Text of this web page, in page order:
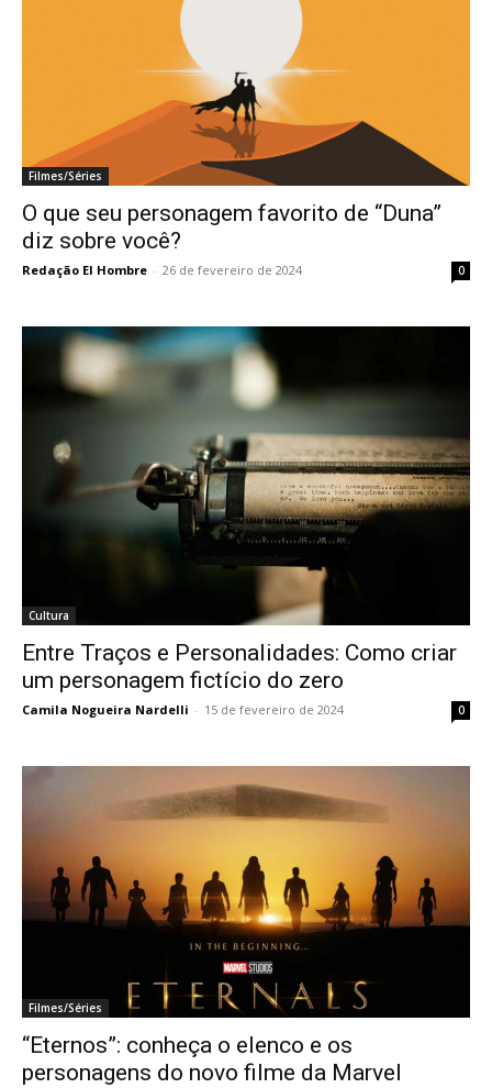
Filmes/Séries
O que seu personagem favorito de “Duna”
diz sobre você?
Redação El Hombre - 26 de fevereiro de 2024 0
Cultura
Entre Traços e Personalidades: Como criar
um personagem fictício do zero
Camila Nogueira Nardelli - 15 de fevereiro de 2024 0
Filmes/Séries
“Eternos”: conheça o elenco e os
personagens do novo filme da Marvel